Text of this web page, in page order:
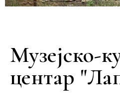
Музејско-
центар